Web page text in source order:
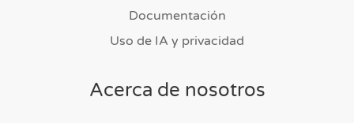
Documentación
Uso de IA y privacidad
Acerca de nosotros